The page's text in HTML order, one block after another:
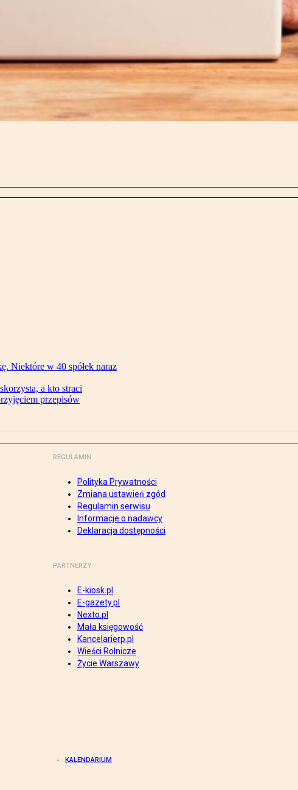
Niektóre w 40 spółek naraz
a kto straci
przepisów
REGULAMIN
Polityka Prywatności
Zmiana ustawień zgód
Regulamin serwisu
Informacje o nadawcy
Deklaracja dostępności
PARTNERZY
E-kiosk.pl
E-gazety.pl
Nexto.pl
Mała księgowość
Kancelarierp.pl
Wieści Rolnicze
Życie Warszawy
KALENDARIUM